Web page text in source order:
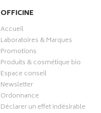
OFFICINE
Accueil
Laboratoires & Marques
Promotions
Produits & cosmétique bio
Espace conseil
Newsletter
Ordonnance
Déclarer un effet indésirable